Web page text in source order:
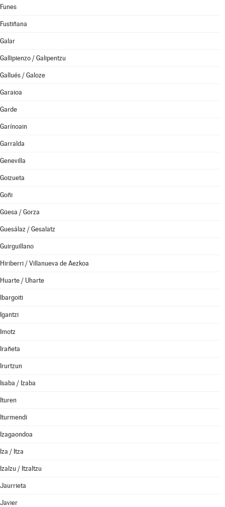
Funes
Fustiñana
Galar
Gallipienzo / Galipentzu
Gallués / Galoze
Garaioa
Garde
Garínoain
Garralda
Genevilla
Goizueta
Goñi
Güesa / Gorza
Guesálaz / Gesalatz
Guirguillano
Hiriberri / Villanueva de Aezkoa
Huarte / Uharte
Ibargoiti
Igantzi
Imotz
Irañeta
Irurtzun
Isaba / Izaba
Ituren
Iturmendi
Izagaondoa
Iza / Itza
Izalzu / Itzaltzu
Jaurrieta
Javier